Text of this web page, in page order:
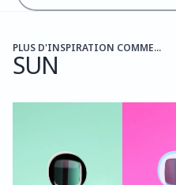
PLUS D'INSPIRATION COMME...
SUN